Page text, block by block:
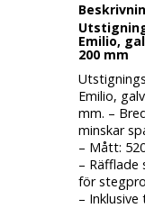
Emilio,
200 mm
Emilio,
mm. –
minskar
– Mått:
– Räfflade
för
–